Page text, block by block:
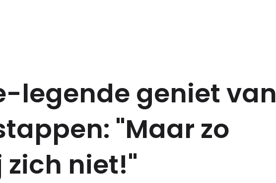
legende geniet van
"Maar zo
niet!"